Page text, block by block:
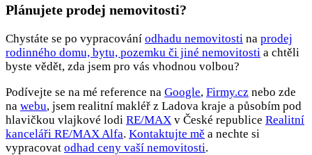
Plánujete prodej nemovitosti?
Chystáte se po vypracování odhadu nemovitosti na prodej
rodinného domu, bytu, pozemku či jiné nemovitosti a chtěli
byste vědět, zda jsem pro vás vhodnou volbou?
Podívejte se na mé reference na Google, Firmy.cz nebo zde
na webu, jsem realitní makléř z Ladova kraje a působím pod
hlavičkou vlajkové lodi RE/MAX v České republice Realitní
kanceláři RE/MAX Alfa. Kontaktujte mě a nechte si
vypracovat odhad ceny vaší nemovitosti.